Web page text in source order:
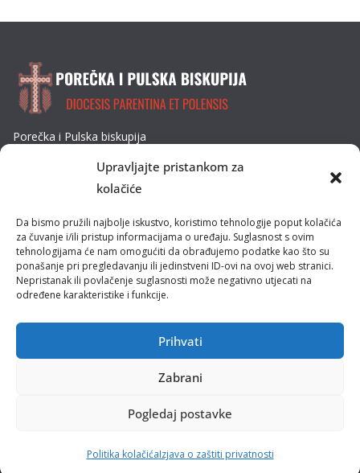
Upravljajte pristankom za
kolačiće
Da bismo pružili najbolje iskustvo, koristimo tehnologije poput kolačića
za čuvanje i/ili pristup informacijama o uređaju. Suglasnost s ovim
tehnologijama će nam omogućiti da obrađujemo podatke kao što su
ponašanje pri pregledavanju ili jedinstveni ID-ovi na ovoj web stranici.
Nepristanak ili povlačenje suglasnosti može negativno utjecati na
određene karakteristike i funkcije.
Prihvati
Zabrani
Pogledaj postavke
Politika kolačićaIzjava o zaštiti privatnosti
Porečka i Pulska biskupija
Tel: 052/432-064
E-mail: biskupija@ppb.hr
Kultura i tradicija
Misije
Pastoral obitelji